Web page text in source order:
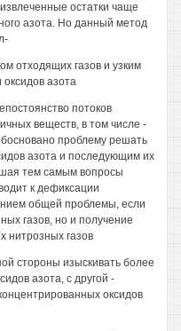
остатки чаще
азота. Но данный метод
отходящих газов и узким
азота
потоков
веществ, в том числе -
проблему решать
азота и последующим их
тем самым вопросы
к дефиксации
общей проблемы, если
газов, но и получение
нитрозных газов
стороны изыскивать более
азота, с другой -
оксидов